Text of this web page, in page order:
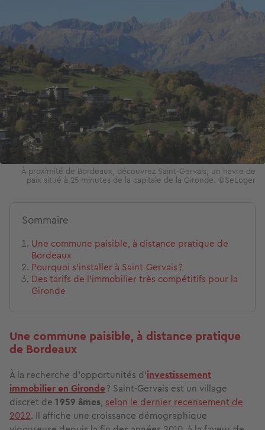
À proximité de Bordeaux, découvrez Saint-Gervais, un havre de
paix situé à 25 minutes de la capitale de la Gironde. ©SeLoger
Sommaire
Une commune paisible, à distance pratique de
Bordeaux
Pourquoi s’installer à Saint-Gervais ?
Des tarifs de l’immobilier très compétitifs pour la
Gironde
Une commune paisible, à distance pratique
de Bordeaux
À la recherche d’opportunités d’investissement
immobilier en Gironde? Saint-Gervais est un village
discret de 1 959 âmes, selon le dernier recensement de
2022. Il affiche une croissance démographique